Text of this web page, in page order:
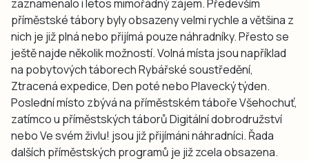
zaznamenalo i letos mimořádný zájem. Především
příměstské tábory byly obsazeny velmi rychle a většina z
nich je již plná nebo přijímá pouze náhradníky. Přesto se
ještě najde několik možností. Volná místa jsou například
na pobytových táborech Rybářské soustředění,
Ztracená expedice, Den poté nebo Plavecký týden.
Poslední místo zbývá na příměstském táboře Všehochuť,
zatímco u příměstských táborů Digitální dobrodružství
nebo Ve svém živlu! jsou již přijímáni náhradníci. Řada
dalších příměstských programů je již zcela obsazena.